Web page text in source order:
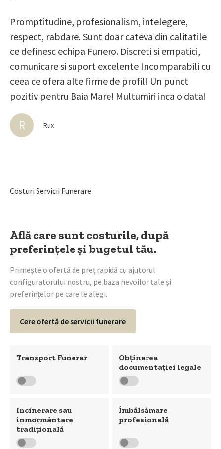
Promptitudine, profesionalism, intelegere,
respect, rabdare. Sunt doar cateva din calitatile
ce definesc echipa Funero. Discreti si empatici,
comunicare si suport excelente Incomparabili cu
ceea ce ofera alte firme de profil! Un punct
pozitiv pentru Baia Mare! Multumiri inca o data!
R Rux
Transport Funerar
Obținerea
documentației legale
Incinerare sau
înmormântare
tradițională
Îmbălsămare
profesională
Costuri Servicii Funerare
Află care sunt costurile, după
preferințele și bugetul tău.
Primește o ofertă de preț rapidă cu ajutorul
configuratorului nostru, pe baza nevoilor tale și
preferințelor pe care le alegi.
Cere ofertă de servicii funerare